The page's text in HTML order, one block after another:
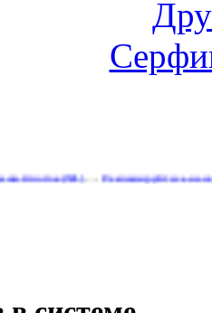
(591)…Рекламируйтесь на сайте(532)